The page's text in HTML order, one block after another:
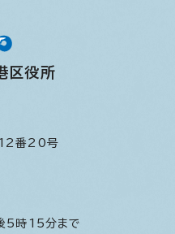
区役所
12番20号
5時15分まで